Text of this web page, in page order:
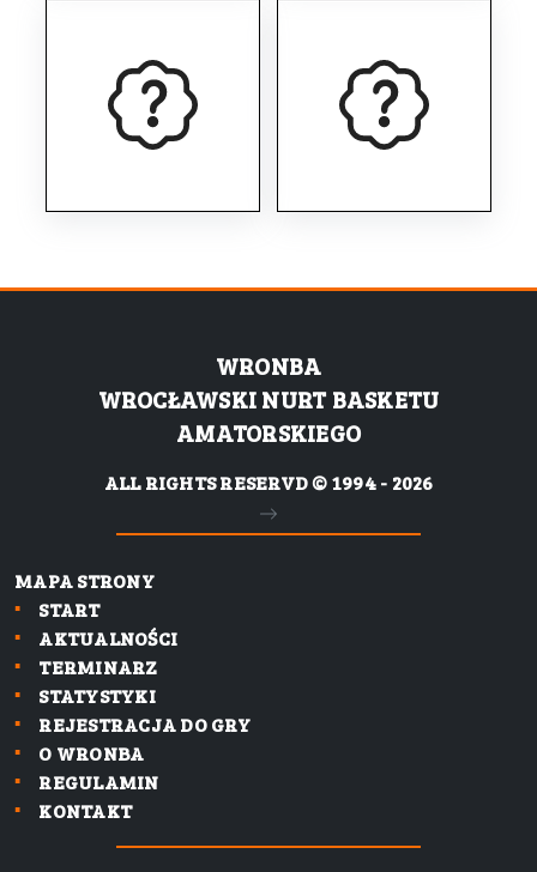
WRONBA
WROCŁAWSKI NURT BASKETU
AMATORSKIEGO
ALL RIGHTS RESERVD © 1994 - 2026
MAPA STRONY
START
AKTUALNOŚCI
TERMINARZ
STATYSTYKI
REJESTRACJA DO GRY
O WRONBA
REGULAMIN
KONTAKT